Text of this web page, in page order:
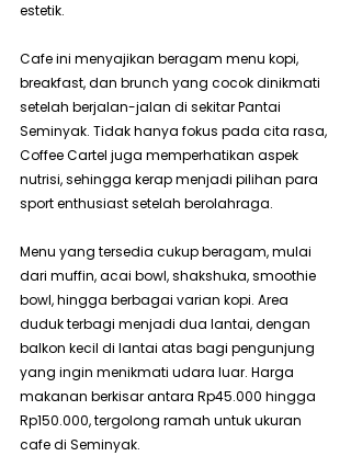
estetik.
Cafe ini menyajikan beragam menu kopi,
breakfast, dan brunch yang cocok dinikmati
setelah berjalan-jalan di sekitar Pantai
Seminyak. Tidak hanya fokus pada cita rasa,
Coffee Cartel juga memperhatikan aspek
nutrisi, sehingga kerap menjadi pilihan para
sport enthusiast setelah berolahraga.
Menu yang tersedia cukup beragam, mulai
dari muffin, acai bowl, shakshuka, smoothie
bowl, hingga berbagai varian kopi. Area
duduk terbagi menjadi dua lantai, dengan
balkon kecil di lantai atas bagi pengunjung
yang ingin menikmati udara luar. Harga
makanan berkisar antara Rp45.000 hingga
Rp150.000, tergolong ramah untuk ukuran
cafe di Seminyak.